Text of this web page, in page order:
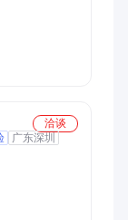
洽谈
广东深圳